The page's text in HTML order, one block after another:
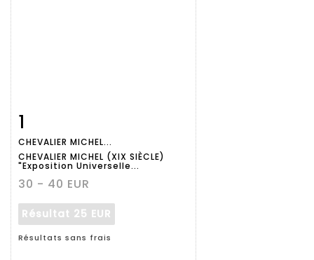
détaillée
1
CHEVALIER MICHEL...
CHEVALIER MICHEL (XIX SIÈCLE)
"Exposition Universelle...
30 - 40 EUR
Résultat 25 EUR
Résultats sans frais